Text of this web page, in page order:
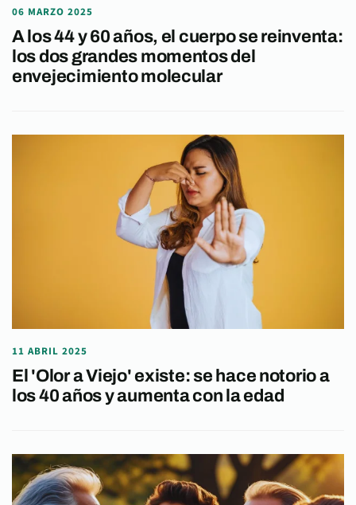
06 MARZO 2025
A los 44 y 60 años, el cuerpo se reinventa:
los dos grandes momentos del
envejecimiento molecular
11 ABRIL 2025
El 'Olor a Viejo' existe: se hace notorio a
los 40 años y aumenta con la edad